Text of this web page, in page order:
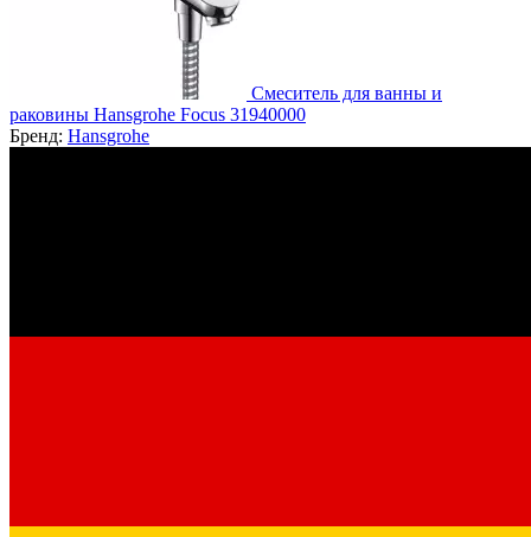
Смеситель для ванны и
раковины Hansgrohe Focus 31940000
Бренд: Hansgrohe